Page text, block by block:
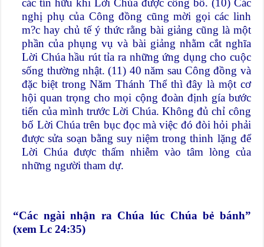
nghị phụ của Công đồng cũng mời gọi các linh
m?c hay chủ tế ý thức rằng bài giảng cũng là một
phần của phụng vụ và bài giảng nhằm cắt nghĩa
Lời Chúa hầu rút tỉa ra những ứng dụng cho cuộc
sống thường nhật. (11) 40 năm sau Công đồng và
đặc biệt trong Năm Thánh Thể thì đây là một cơ
hội quan trọng cho mọi cộng đoàn định gía bước
tiến của mình trước Lời Chúa. Không đủ chỉ công
bố Lời Chúa trên bục đọc mà việc đó đòi hỏi phải
được sửa soạn bằng suy niệm trong thinh lặng để
Lời Chúa được thấm nhiễm vào tâm lòng của
những người tham dự.
“Các ngài nhận ra Chúa lúc Chúa bẻ bánh”
(xem Lc 24:35)